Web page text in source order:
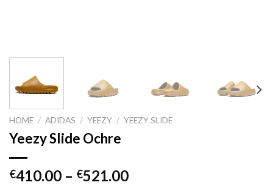
HOME / ADIDAS / YEEZY / YEEZY SLIDE
Yeezy Slide Ochre
€410.00 – €521.00